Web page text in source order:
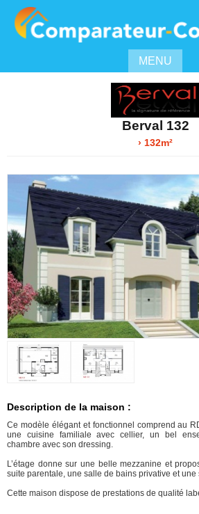
MENU
Berval 132
› 132m²
Description de la maison :
Ce modèle élégant et fonctionnel comprend au
une cuisine familiale avec cellier, un bel
chambre avec son dressing.
L’étage donne sur une belle mezzanine et
suite parentale, une salle de bains privative et une
Cette maison dispose de prestations de qualité